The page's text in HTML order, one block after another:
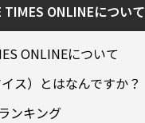
TIMES ONLINEについて
ONLINEについて
ス）とはなんですか？
ンキング